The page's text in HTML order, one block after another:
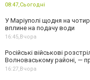
08:47,Сьогодні
У Маріуполі щодня на
вплине на подачу води
16:45,Вчора
Російські військові
Волноваському районі, —
16:27,Вчора